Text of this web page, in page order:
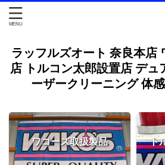
ラッフルズオート 奈良本店
店 トルコン太郎設置店 デュ
ーザークリーニング 体
ワコーズ取扱製品 ト